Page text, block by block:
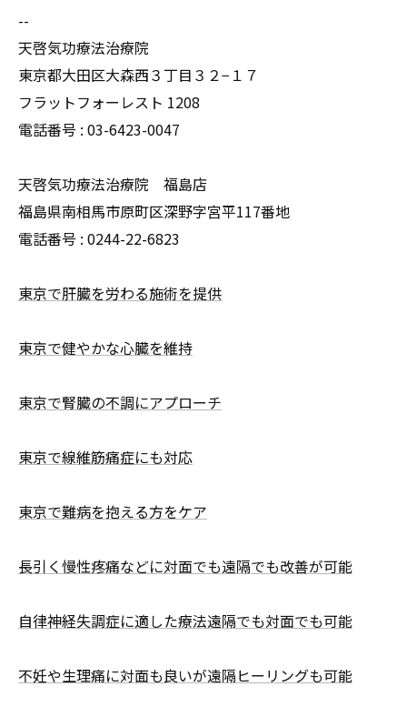
--
天啓気功療法治療院
東京都大田区大森西３丁目３２−１７
フラットフォーレスト 1208
電話番号 : 03-6423-0047
天啓気功療法治療院 福島店
福島県南相馬市原町区深野字宮平117番地
電話番号 : 0244-22-6823
東京で肝臓を労わる施術を提供
東京で健やかな心臓を維持
東京で腎臓の不調にアプローチ
東京で線維筋痛症にも対応
東京で難病を抱える方をケア
長引く慢性疼痛などに対面でも遠隔でも改善が可能
自律神経失調症に適した療法遠隔でも対面でも可能
不妊や生理痛に対面も良いが遠隔ヒーリングも可能